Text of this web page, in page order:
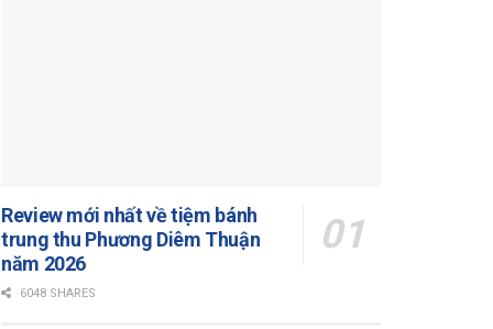
Review mới nhất về tiệm bánh
trung thu Phương Diêm Thuận
năm 2026
6048 SHARES